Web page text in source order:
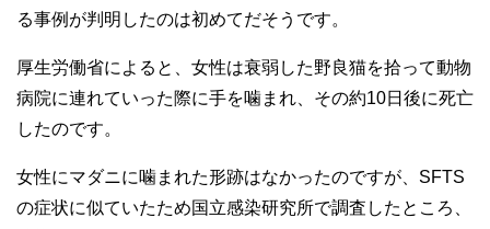
る事例が判明したのは初めてだそうです。
厚生労働省によると、女性は衰弱した野良猫を拾って動物
病院に連れていった際に手を噛まれ、その約10日後に死亡
したのです。
女性にマダニに噛まれた形跡はなかったのですが、SFTS
の症状に似ていたため国立感染研究所で調査したところ、